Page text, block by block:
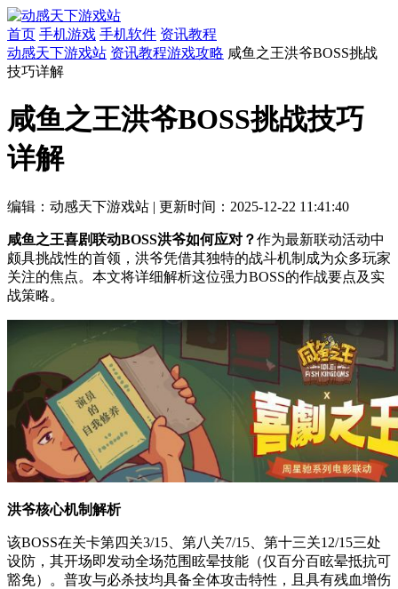
首页 手机游戏 手机软件 资讯教程
动感天下游戏站 资讯教程游戏攻略 咸鱼之王洪爷BOSS挑战
技巧详解
咸鱼之王洪爷BOSS挑战技巧
详解
编辑：动感天下游戏站 | 更新时间：2025-12-22 11:41:40
咸鱼之王喜剧联动BOSS洪爷如何应对？作为最新联动活动中
颇具挑战性的首领，洪爷凭借其独特的战斗机制成为众多玩家
关注的焦点。本文将详细解析这位强力BOSS的作战要点及实
战策略。
洪爷核心机制解析
该BOSS在关卡第四关3/15、第八关7/15、第十三关12/15三处
设防，其开场即发动全场范围眩晕技能（仅百分百眩晕抵抗可
豁免）。普攻与必杀技均具备全体攻击特性，且具有残血增伤